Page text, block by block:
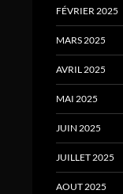
FÉVRIER 2025
MARS 2025
AVRIL 2025
MAI 2025
JUIN 2025
JUILLET 2025
AOUT 2025